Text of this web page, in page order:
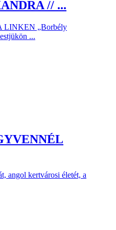
// ...
LINKEN „Borbély
...
angol kertvárosi életét, a